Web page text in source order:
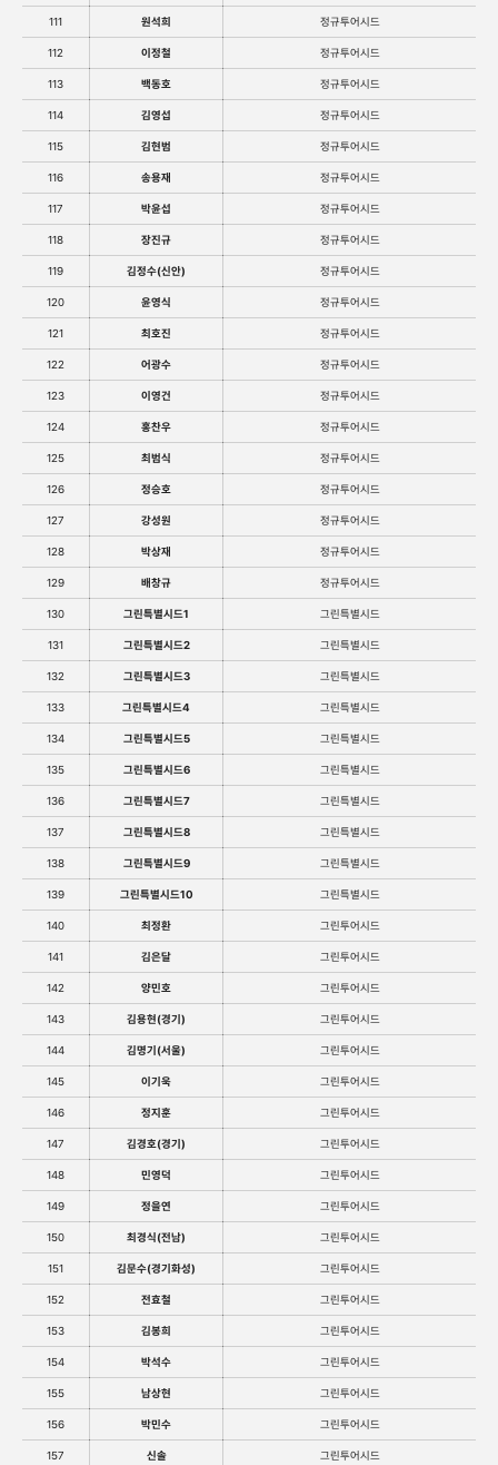
111 원석희 정규투어시드
112 이정철 정규투어시드
113 백동호 정규투어시드
114 김영섭 정규투어시드
115 김현범 정규투어시드
116 송용재 정규투어시드
117 박윤섭 정규투어시드
118 장진규 정규투어시드
119 김정수(신안) 정규투어시드
120 윤영식 정규투어시드
121 최호진 정규투어시드
122 어광수 정규투어시드
123 이영건 정규투어시드
124 홍찬우 정규투어시드
125 최범식 정규투어시드
126 정승호 정규투어시드
127 강성원 정규투어시드
128 박상재 정규투어시드
129 배창규 정규투어시드
130 그린특별시드1 그린특별시드
131 그린특별시드2 그린특별시드
132 그린특별시드3 그린특별시드
133 그린특별시드4 그린특별시드
134 그린특별시드5 그린특별시드
135 그린특별시드6 그린특별시드
136 그린특별시드7 그린특별시드
137 그린특별시드8 그린특별시드
138 그린특별시드9 그린특별시드
139 그린특별시드10 그린특별시드
140 최정환 그린투어시드
141 김은달 그린투어시드
142 양민호 그린투어시드
143 김용현(경기) 그린투어시드
144 김명기(서울) 그린투어시드
145 이기욱 그린투어시드
146 정지훈 그린투어시드
147 김경호(경기) 그린투어시드
148 민영덕 그린투어시드
149 정을연 그린투어시드
150 최경식(전남) 그린투어시드
151 김문수(경기화성) 그린투어시드
152 전효철 그린투어시드
153 김봉희 그린투어시드
154 박석수 그린투어시드
155 남상현 그린투어시드
156 박민수 그린투어시드
157 신솔 그린투어시드